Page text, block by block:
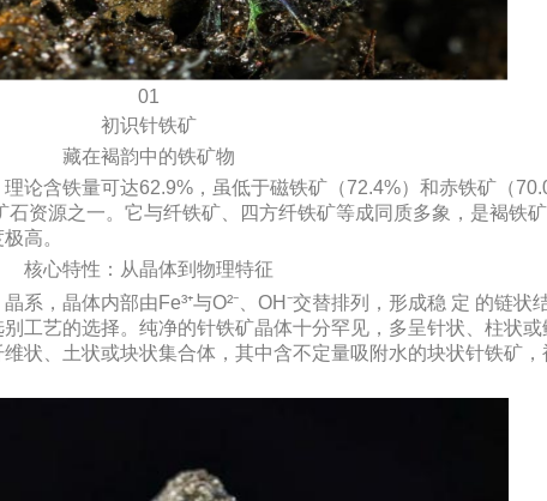
01
初识针铁矿
藏在褐韵中的铁矿物
论含铁量可达62.9%，虽低于磁铁矿（72.4%）和赤铁矿（
资源之一。它与纤铁矿、四方纤铁矿等成同质多象，是褐铁
高。
核心特性：从晶体到物理特征
系，晶体内部由Fe³⁺与O²⁻、OH⁻交替排列，形成稳 定 的链状
工艺的选择。纯净的针铁矿晶体十分罕见，多呈针状、柱状或
状、土状或块状集合体，其中含不定量吸附水的块状针铁矿